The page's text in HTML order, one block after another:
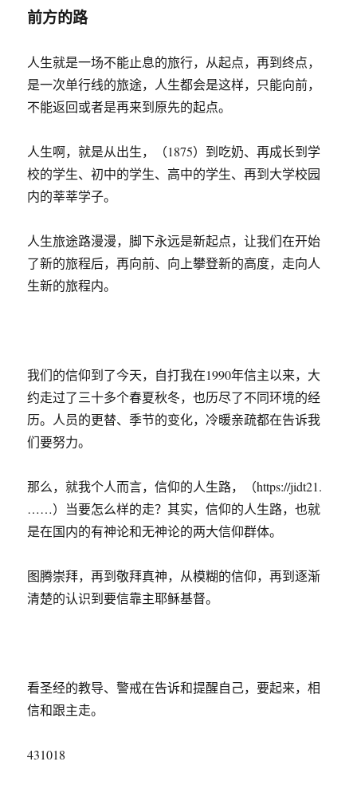
进
前方的路
人生就是一场不能止息的旅行，从起点，再到终点，
是一次单行线的旅途，人生都会是这样，只能向前，
不能返回或者是再来到原先的起点。
人生啊，就是从出生，（1875）到吃奶、再成长到学
校的学生、初中的学生、高中的学生、再到大学校园
内的莘莘学子。
人生旅途路漫漫，脚下永远是新起点，让我们在开始
了新的旅程后，再向前、向上攀登新的高度，走向人
生新的旅程内。
我们的信仰到了今天，自打我在1990年信主以来，大
约走过了三十多个春夏秋冬，也历尽了不同环境的经
历。人员的更替、季节的变化，冷暖亲疏都在告诉我
们要努力。
那么，就我个人而言，信仰的人生路，（https://jidt21.
……）当要怎么样的走？其实，信仰的人生路，也就
是在国内的有神论和无神论的两大信仰群体。
图腾崇拜，再到敬拜真神，从模糊的信仰，再到逐渐
清楚的认识到要信靠主耶稣基督。
看圣经的教导、警戒在告诉和提醒自己，要起来，相
信和跟主走。
431018